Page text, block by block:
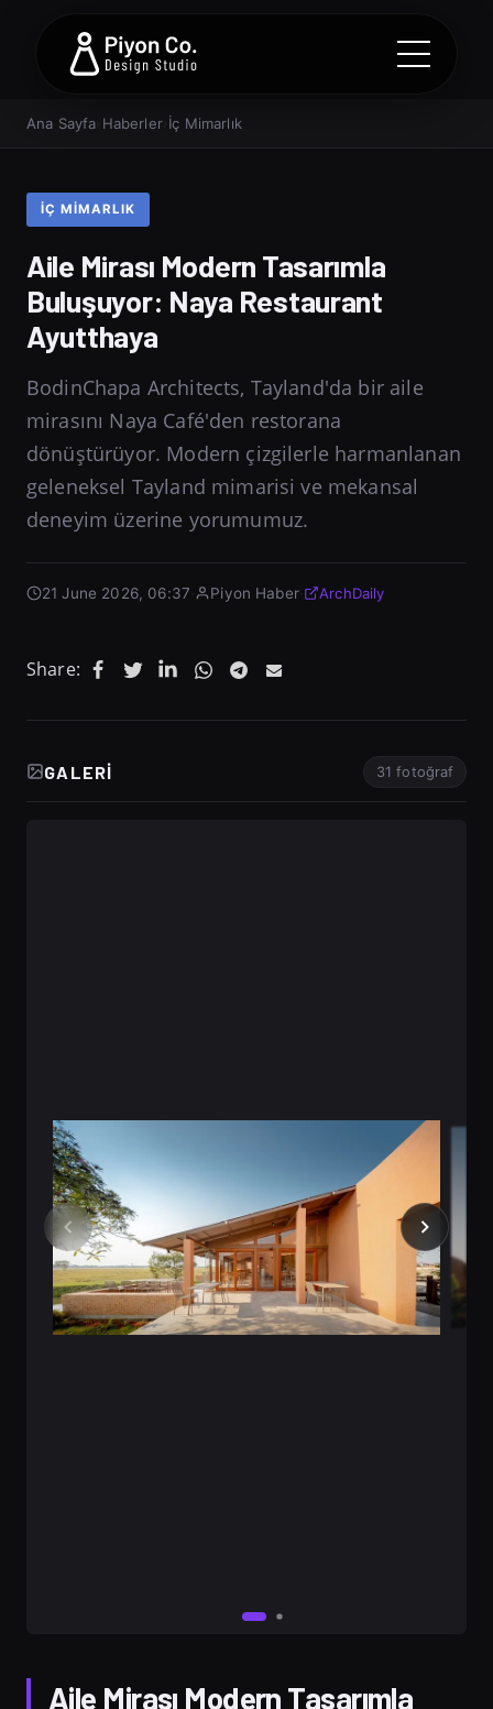
Ana Sayfa Haberler› İç Mimarlık
İÇ MIMARLIK
Aile Mirası Modern Tasarımla
Buluşuyor: Naya Restaurant
Ayutthaya
BodinChapa Architects, Tayland'da bir aile
mirasını Naya Café'den restorana
dönüştürüyor. Modern çizgilerle harmanlanan
geleneksel Tayland mimarisi ve mekansal
deneyim üzerine yorumumuz.
21 June 2026, 06:37 Piyon Haber· ArchDaily
Share:
GALERI 31 fotoğraf
Aile Mirası Modern Tasarımla